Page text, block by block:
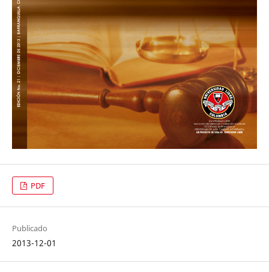
PDF
Publicado
2013-12-01